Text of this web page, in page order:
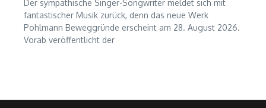
Der sympathische Singer-Songwriter meldet sich mit
fantastischer Musik zurück, denn das neue Werk
Pohlmann Beweggründe erscheint am 28. August 2026.
Vorab veröffentlicht der